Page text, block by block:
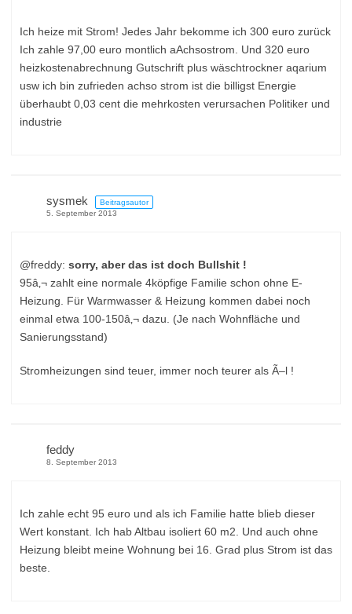
Ich heize mit Strom! Jedes Jahr bekomme ich 300 euro zurück
Ich zahle 97,00 euro montlich aAchsostrom. Und 320 euro
heizkostenabrechnung Gutschrift plus wäschtrockner aqarium
usw ich bin zufrieden achso strom ist die billigst Energie
überhaubt 0,03 cent die mehrkosten verursachen Politiker und
industrie
sysmek
Beitragsautor
5. September 2013
@freddy: sorry, aber das ist doch Bullshit !
95â‚¬ zahlt eine normale 4köpfige Familie schon ohne E-
Heizung. Für Warmwasser & Heizung kommen dabei noch
einmal etwa 100-150â‚¬ dazu. (Je nach Wohnfläche und
Sanierungsstand)
Stromheizungen sind teuer, immer noch teurer als Ã–l !
feddy
8. September 2013
Ich zahle echt 95 euro und als ich Familie hatte blieb dieser
Wert konstant. Ich hab Altbau isoliert 60 m2. Und auch ohne
Heizung bleibt meine Wohnung bei 16. Grad plus Strom ist das
beste.